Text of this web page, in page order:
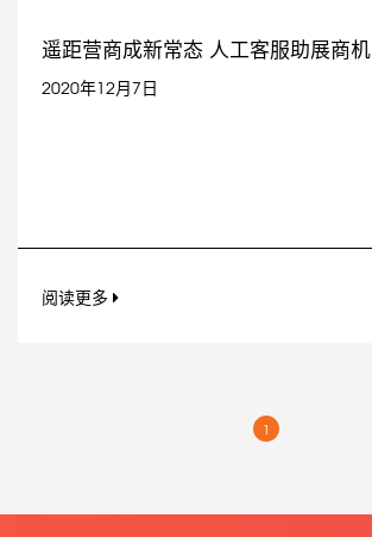
遥距营商成新常态 人工客服助展商机
2020年12月7日
阅读更多
1